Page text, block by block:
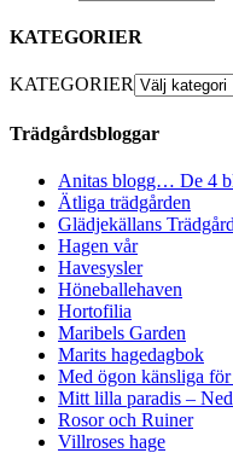
KATEGORIER
KATEGORIER
Trädgårdsbloggar
Anitas blogg… De 4
Ätliga trädgården
Glädjekällans Trädgård
Hagen vår
Havesysler
Höneballehaven
Hortofilia
Maribels Garden
Marits hagedagbok
Med ögon känsliga
Mitt lilla paradis –
Rosor och Ruiner
Villroses hage